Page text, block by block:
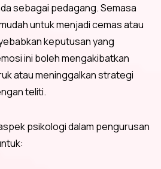
sebagai pedagang. Semasa
untuk menjadi cemas atau
keputusan yang
ini boleh mengakibatkan
atau meninggalkan strategi
teliti.
psikologi dalam pengurusan